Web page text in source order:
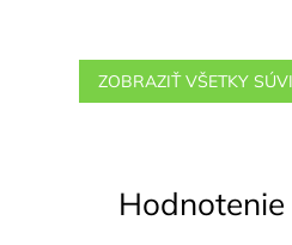
ZOBRAZIŤ VŠETKY